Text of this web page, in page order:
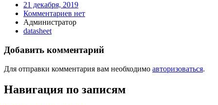
21 декабря, 2019
Комментариев нет
Администратор
datasheet
Добавить комментарий
Для отправки комментария вам необходимо авторизоваться.
Навигация по записям